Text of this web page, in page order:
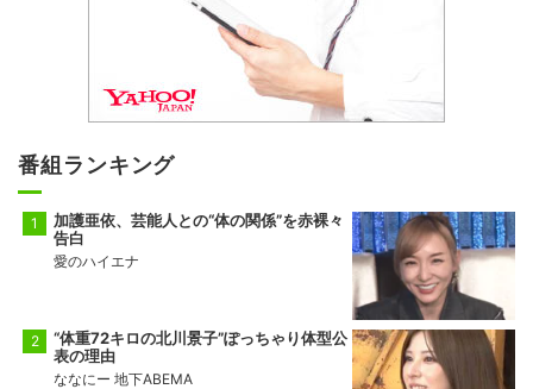
番組ランキング
加護亜依、芸能人との“体の関係”を赤裸々
告白
愛のハイエナ
“体重72キロの北川景子”ぽっちゃり体型公
表の理由
ななにー 地下ABEMA